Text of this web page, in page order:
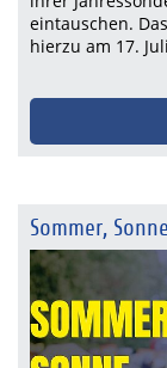
eintauschen.
hierzu am 17.
Sommer,